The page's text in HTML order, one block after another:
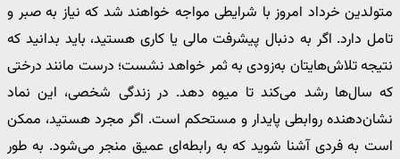
متولدین خرداد امروز با شرایطی مواجه خواهند شد که نیاز به صبر و
تامل دارد. اگر به دنبال پیشرفت مالی یا کاری هستید، باید بدانید که
نتیجه تلاش‌هایتان به‌زودی به ثمر خواهد نشست؛ درست مانند درختی
که سال‌ها رشد می‌کند تا میوه دهد. در زندگی شخصی، این نماد
نشان‌دهنده روابطی پایدار و مستحکم است. اگر مجرد هستید، ممکن
است به فردی آشنا شوید که به رابطه‌ای عمیق منجر می‌شود. به طور